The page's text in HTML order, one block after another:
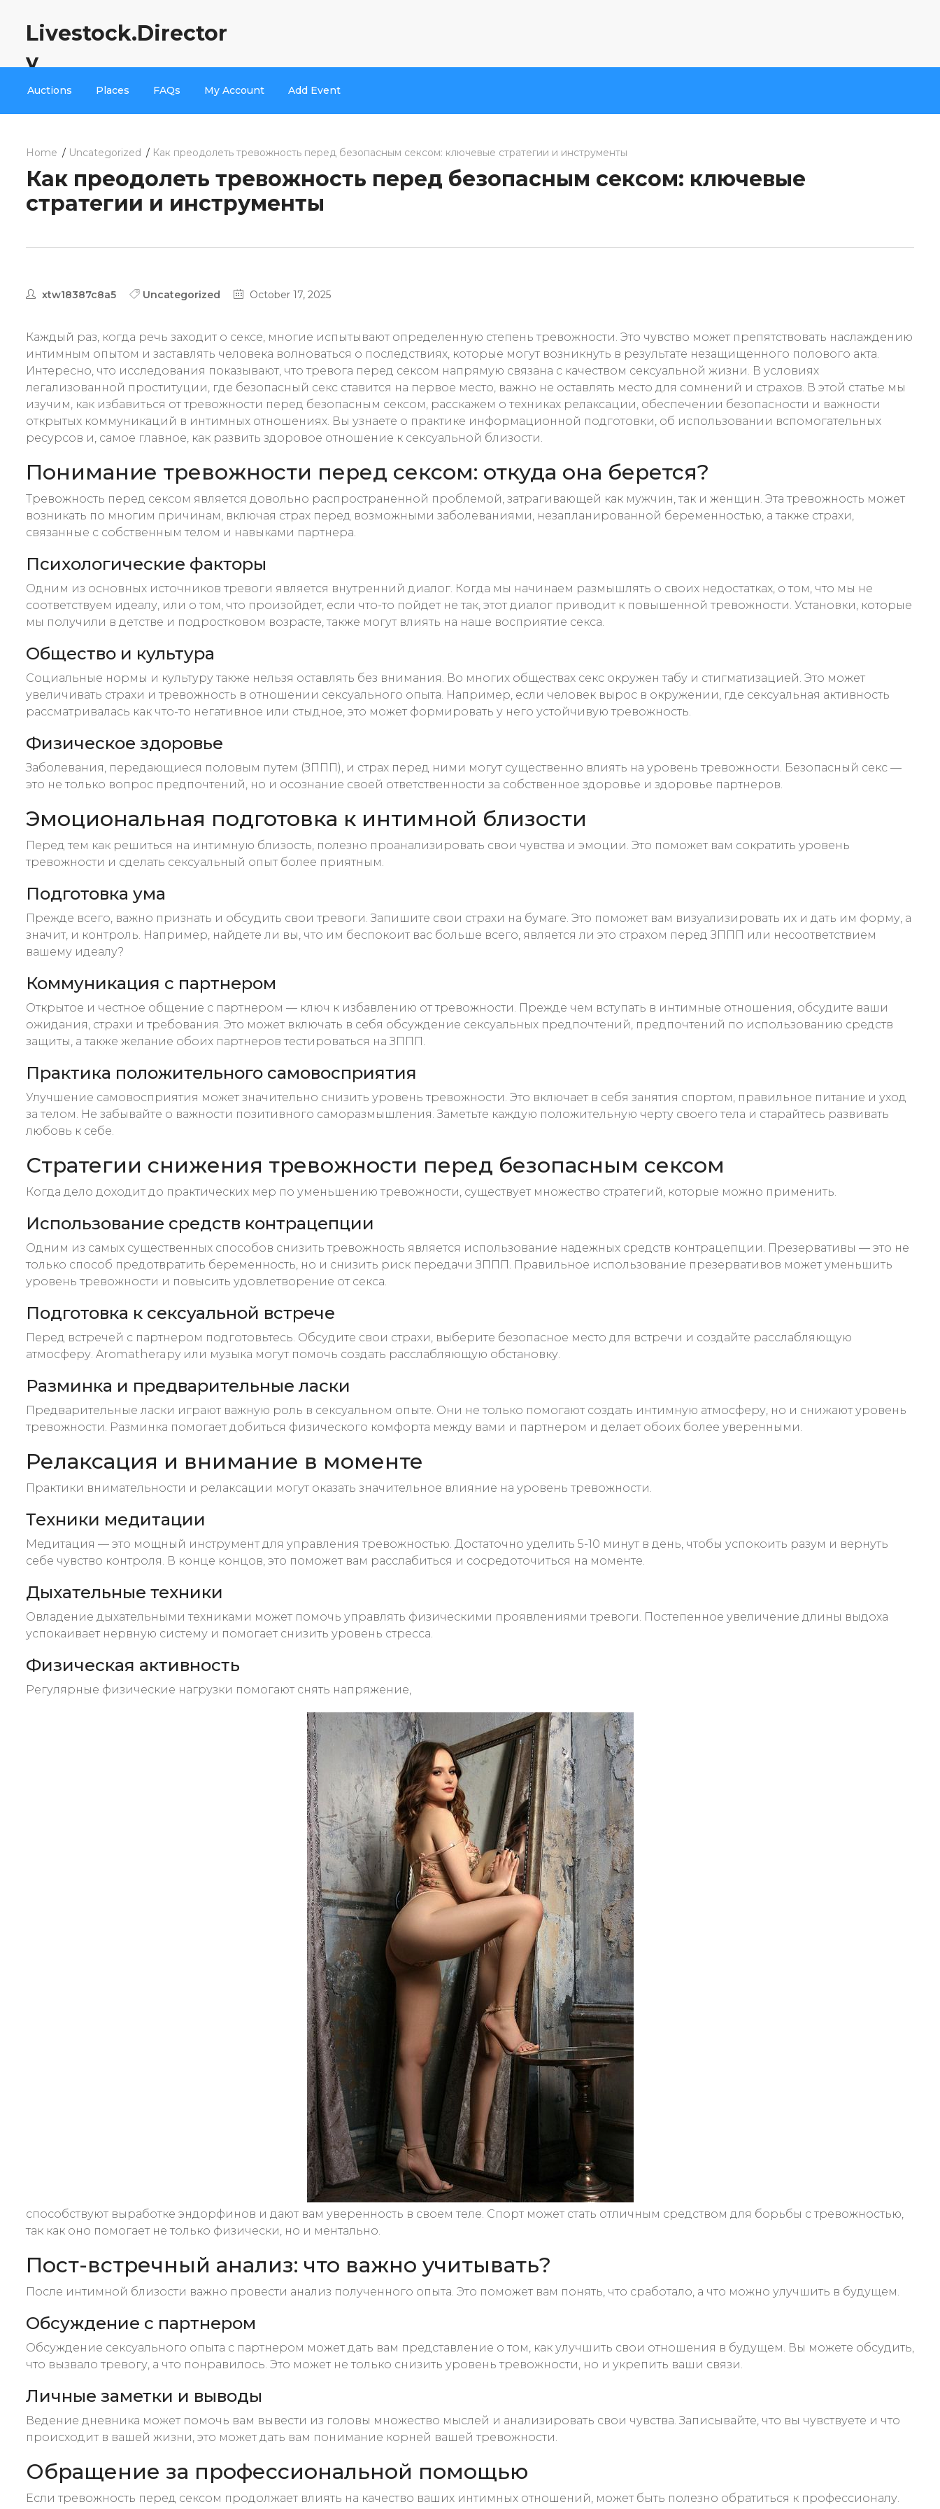
Livestock.Director
y
Auctions Places FAQs My Account Add Event
Home Uncategorized Как преодолеть тревожность перед безопасным сексом: ключевые стратегии и инструменты
Как преодолеть тревожность перед безопасным сексом: ключевые
стратегии и инструменты
xtw18387c8a5 Uncategorized October 17, 2025
Каждый раз, когда речь заходит о сексе, многие испытывают определенную степень тревожности. Это чувство может препятствовать наслаждению
интимным опытом и заставлять человека волноваться о последствиях, которые могут возникнуть в результате незащищенного полового акта.
Интересно, что исследования показывают, что тревога перед сексом напрямую связана с качеством сексуальной жизни. В условиях
легализованной проституции, где безопасный секс ставится на первое место, важно не оставлять место для сомнений и страхов. В этой статье мы
изучим, как избавиться от тревожности перед безопасным сексом, расскажем о техниках релаксации, обеспечении безопасности и важности
открытых коммуникаций в интимных отношениях. Вы узнаете о практике информационной подготовки, об использовании вспомогательных
ресурсов и, самое главное, как развить здоровое отношение к сексуальной близости.
Понимание тревожности перед сексом: откуда она берется?
Тревожность перед сексом является довольно распространенной проблемой, затрагивающей как мужчин, так и женщин. Эта тревожность может
возникать по многим причинам, включая страх перед возможными заболеваниями, незапланированной беременностью, а также страхи,
связанные с собственным телом и навыками партнера.
Психологические факторы
Одним из основных источников тревоги является внутренний диалог. Когда мы начинаем размышлять о своих недостатках, о том, что мы не
соответствуем идеалу, или о том, что произойдет, если что-то пойдет не так, этот диалог приводит к повышенной тревожности. Установки, которые
мы получили в детстве и подростковом возрасте, также могут влиять на наше восприятие секса.
Общество и культура
Социальные нормы и культуру также нельзя оставлять без внимания. Во многих обществах секс окружен табу и стигматизацией. Это может
увеличивать страхи и тревожность в отношении сексуального опыта. Например, если человек вырос в окружении, где сексуальная активность
рассматривалась как что-то негативное или стыдное, это может формировать у него устойчивую тревожность.
Физическое здоровье
Заболевания, передающиеся половым путем (ЗППП), и страх перед ними могут существенно влиять на уровень тревожности. Безопасный секс —
это не только вопрос предпочтений, но и осознание своей ответственности за собственное здоровье и здоровье партнеров.
Эмоциональная подготовка к интимной близости
Перед тем как решиться на интимную близость, полезно проанализировать свои чувства и эмоции. Это поможет вам сократить уровень
тревожности и сделать сексуальный опыт более приятным.
Подготовка ума
Прежде всего, важно признать и обсудить свои тревоги. Запишите свои страхи на бумаге. Это поможет вам визуализировать их и дать им форму, а
значит, и контроль. Например, найдете ли вы, что им беспокоит вас больше всего, является ли это страхом перед ЗППП или несоответствием
вашему идеалу?
Коммуникация с партнером
Открытое и честное общение с партнером — ключ к избавлению от тревожности. Прежде чем вступать в интимные отношения, обсудите ваши
ожидания, страхи и требования. Это может включать в себя обсуждение сексуальных предпочтений, предпочтений по использованию средств
защиты, а также желание обоих партнеров тестироваться на ЗППП.
Практика положительного самовосприятия
Улучшение самовосприятия может значительно снизить уровень тревожности. Это включает в себя занятия спортом, правильное питание и уход
за телом. Не забывайте о важности позитивного саморазмышления. Заметьте каждую положительную черту своего тела и старайтесь развивать
любовь к себе.
Стратегии снижения тревожности перед безопасным сексом
Когда дело доходит до практических мер по уменьшению тревожности, существует множество стратегий, которые можно применить.
Использование средств контрацепции
Одним из самых существенных способов снизить тревожность является использование надежных средств контрацепции. Презервативы — это не
только способ предотвратить беременность, но и снизить риск передачи ЗППП. Правильное использование презервативов может уменьшить
уровень тревожности и повысить удовлетворение от секса.
Подготовка к сексуальной встрече
Перед встречей с партнером подготовьтесь. Обсудите свои страхи, выберите безопасное место для встречи и создайте расслабляющую
атмосферу. Aromatherapy или музыка могут помочь создать расслабляющую обстановку.
Разминка и предварительные ласки
Предварительные ласки играют важную роль в сексуальном опыте. Они не только помогают создать интимную атмосферу, но и снижают уровень
тревожности. Разминка помогает добиться физического комфорта между вами и партнером и делает обоих более уверенными.
Релаксация и внимание в моменте
Практики внимательности и релаксации могут оказать значительное влияние на уровень тревожности.
Техники медитации
Медитация — это мощный инструмент для управления тревожностью. Достаточно уделить 5-10 минут в день, чтобы успокоить разум и вернуть
себе чувство контроля. В конце концов, это поможет вам расслабиться и сосредоточиться на моменте.
Дыхательные техники
Овладение дыхательными техниками может помочь управлять физическими проявлениями тревоги. Постепенное увеличение длины выдоха
успокаивает нервную систему и помогает снизить уровень стресса.
Физическая активность
Регулярные физические нагрузки помогают снять напряжение,
способствуют выработке эндорфинов и дают вам уверенность в своем теле. Спорт может стать отличным средством для борьбы с тревожностью,
так как оно помогает не только физически, но и ментально.
Пост-встречный анализ: что важно учитывать?
После интимной близости важно провести анализ полученного опыта. Это поможет вам понять, что сработало, а что можно улучшить в будущем.
Обсуждение с партнером
Обсуждение сексуального опыта с партнером может дать вам представление о том, как улучшить свои отношения в будущем. Вы можете обсудить,
что вызвало тревогу, а что понравилось. Это может не только снизить уровень тревожности, но и укрепить ваши связи.
Личные заметки и выводы
Ведение дневника может помочь вам вывести из головы множество мыслей и анализировать свои чувства. Записывайте, что вы чувствуете и что
происходит в вашей жизни, это может дать вам понимание корней вашей тревожности.
Обращение за профессиональной помощью
Если тревожность перед сексом продолжает влиять на качество ваших интимных отношений, может быть полезно обратиться к профессионалу.